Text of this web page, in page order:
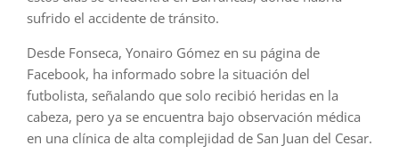
sufrido el accidente de tránsito.
Desde Fonseca, Yonairo Gómez en su página de
Facebook, ha informado sobre la situación del
futbolista, señalando que solo recibió heridas en la
cabeza, pero ya se encuentra bajo observación médica
en una clínica de alta complejidad de San Juan del Cesar.